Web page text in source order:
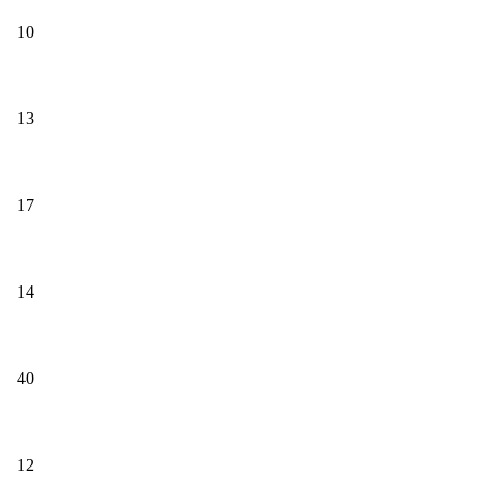
10
13
17
14
40
12